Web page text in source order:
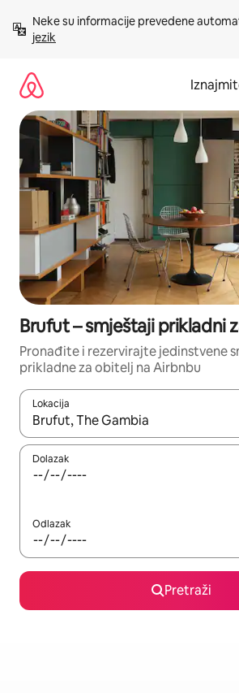
sadržaj
Neke su informacije prevedene
jezik
Brufut – smještaji prikladni
Pronađite i rezervirajte jedinstvene
prikladne za obitelj na Airbnbu
Lokacija
Kada budu dostupni rezultati, moći
Dolazak
Odlazak
Pretraži